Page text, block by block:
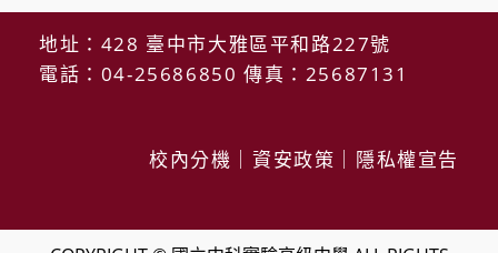
地址：428 臺中市大雅區平和路227號
電話：04-25686850 傳真：25687131
校內分機 資安政策 隱私權宣告